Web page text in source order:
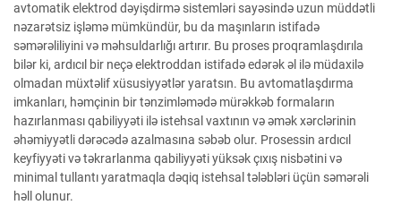
avtomatik elektrod dəyişdirmə sistemləri sayəsində uzun müddətli
nəzarətsiz işləmə mümkündür, bu da maşınların istifadə
səmərəliliyini və məhsuldarlığı artırır. Bu proses proqramlaşdırıla
bilər ki, ardıcıl bir neçə elektroddan istifadə edərək əl ilə müdaxilə
olmadan müxtəlif xüsusiyyətlər yaratsın. Bu avtomatlaşdırma
imkanları, həmçinin bir tənzimləmədə mürəkkəb formaların
hazırlanması qabiliyyəti ilə istehsal vaxtının və əmək xərclərinin
əhəmiyyətli dərəcədə azalmasına səbəb olur. Prosessin ardıcıl
keyfiyyəti və təkrarlanma qabiliyyəti yüksək çıxış nisbətini və
minimal tullantı yaratmaqla dəqiq istehsal tələbləri üçün səmərəli
həll olunur.